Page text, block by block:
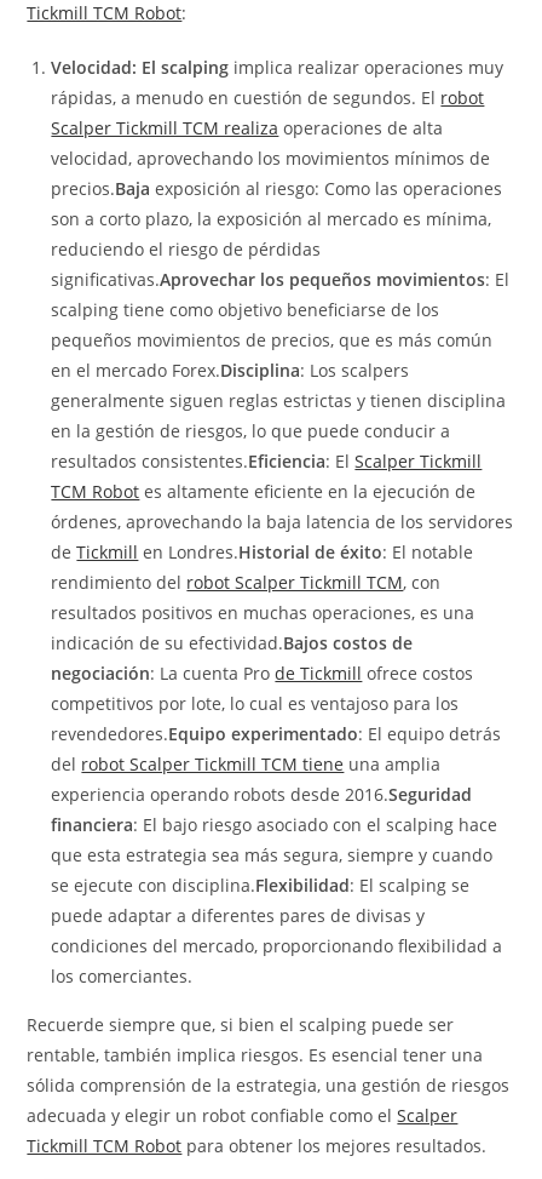
Tickmill TCM Robot:
Velocidad: El scalping implica realizar operaciones muy
rápidas, a menudo en cuestión de segundos. El robot
Scalper Tickmill TCM realiza operaciones de alta
velocidad, aprovechando los movimientos mínimos de
precios.Baja exposición al riesgo: Como las operaciones
son a corto plazo, la exposición al mercado es mínima,
reduciendo el riesgo de pérdidas
significativas.Aprovechar los pequeños movimientos: El
scalping tiene como objetivo beneficiarse de los
pequeños movimientos de precios, que es más común
en el mercado Forex.Disciplina: Los scalpers
generalmente siguen reglas estrictas y tienen disciplina
en la gestión de riesgos, lo que puede conducir a
resultados consistentes.Eficiencia: ElScalper Tickmill
TCM Robot es altamente eficiente en la ejecución de
órdenes, aprovechando la baja latencia de los servidores
deTickmill en Londres.Historial de éxito: El notable
rendimiento del robot Scalper Tickmill TCM, con
resultados positivos en muchas operaciones, es una
indicación de su efectividad.Bajos costos de
negociación: La cuenta Prode Tickmill ofrece costos
competitivos por lote, lo cual es ventajoso para los
revendedores.Equipo experimentado: El equipo detrás
del robot Scalper Tickmill TCM tiene una amplia
experiencia operando robots desde 2016.Seguridad
financiera: El bajo riesgo asociado con el scalping hace
que esta estrategia sea más segura, siempre y cuando
se ejecute con disciplina.Flexibilidad: El scalping se
puede adaptar a diferentes pares de divisas y
condiciones del mercado, proporcionando flexibilidad a
los comerciantes.
Recuerde siempre que, si bien el scalping puede ser
rentable, también implica riesgos. Es esencial tener una
sólida comprensión de la estrategia, una gestión de riesgos
adecuada y elegir un robot confiable como elScalper
Tickmill TCM Robot para obtener los mejores resultados.